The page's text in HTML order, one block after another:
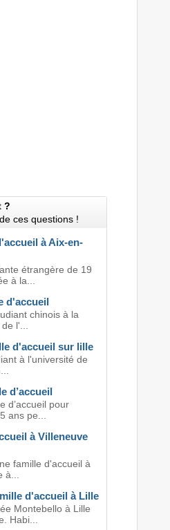
?
ces questions !
à Aix-en-
étrangère de 19
à la...
d'accueil
chinois à la
l'...
d'accueil sur lille
à l'université de
d’accueil
d’accueil pour
ans pe...
à Villeneuve
famille d'accueil à
d'accueil à Lille
Montebello à Lille
Habi...